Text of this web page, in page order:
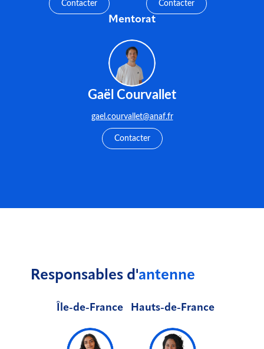
Contacter Contacter
Mentorat
Gaël Courvallet
gael.courvallet@anaf.fr
Contacter
Responsables d'antenne
Île-de-France Hauts-de-France